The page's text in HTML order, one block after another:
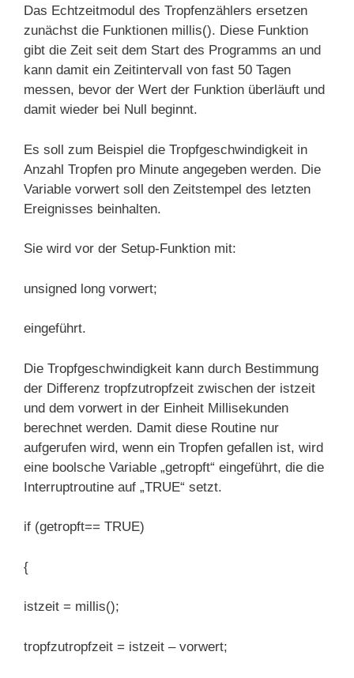
Das Echtzeitmodul des Tropfenzählers ersetzen
zunächst die Funktionen millis(). Diese Funktion
gibt die Zeit seit dem Start des Programms an und
kann damit ein Zeitintervall von fast 50 Tagen
messen, bevor der Wert der Funktion überläuft und
damit wieder bei Null beginnt.
Es soll zum Beispiel die Tropfgeschwindigkeit in
Anzahl Tropfen pro Minute angegeben werden. Die
Variable vorwert soll den Zeitstempel des letzten
Ereignisses beinhalten.
Sie wird vor der Setup-Funktion mit:
unsigned long vorwert;
eingeführt.
Die Tropfgeschwindigkeit kann durch Bestimmung
der Differenz tropfzutropfzeit zwischen der istzeit
und dem vorwert in der Einheit Millisekunden
berechnet werden. Damit diese Routine nur
aufgerufen wird, wenn ein Tropfen gefallen ist, wird
eine boolsche Variable „getropft“ eingeführt, die die
Interruptroutine auf „TRUE“ setzt.
if (getropft== TRUE)
{
istzeit = millis();
tropfzutropfzeit = istzeit – vorwert;